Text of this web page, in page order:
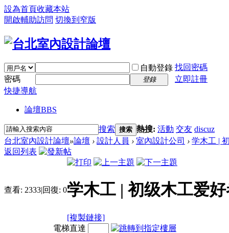
設為首頁收藏本站
開啟輔助訪問 切換到窄版
自動登錄 找回密碼
密碼
登錄
立即註冊
快捷導航
論壇BBS
搜索 搜索 熱搜: 活動 交友 discuz
台北室內設計論壇»論壇 › 設計人員 › 室內設計公司 › 学木工 |
返回列表
查看: 2333|回復: 0学木工 | 初级木工爱
[複製鏈接]
電梯直達